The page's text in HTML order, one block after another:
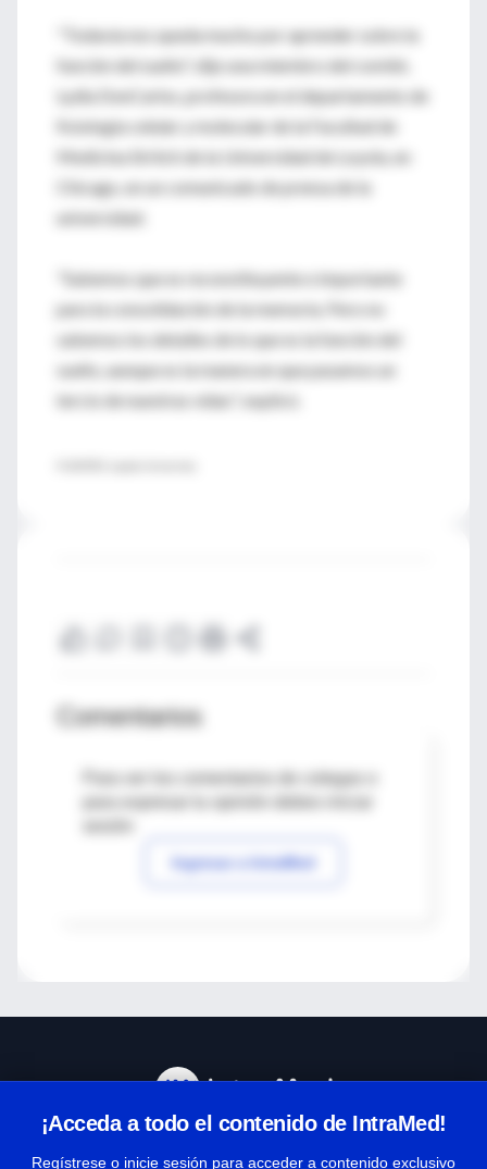
"Todavía nos queda mucho por aprender sobre la
función del sueño", dijo una miembro del comité,
Lydia DonCarlos, profesora en el departamento de
fisiología celular y molecular de la Facultad de
Medicina Stritch de la Universidad de Loyola, en
Chicago, en un comunicado de prensa de la
universidad.
"Sabemos que es reconstituyente e importante
para la consolidación de la memoria. Pero no
sabemos los detalles de lo que es la función del
sueño, aunque es la manera en que pasamos un
tercio de nuestras vidas", explicó.
Comentarios
Para ver los comentarios de colegas o
Ingresar a IntraMed
¡Acceda a todo el contenido de IntraMed!
Regístrese o inicie sesión para acceder a contenido exclusivo